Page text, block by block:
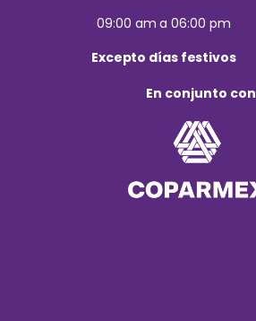
09:00 am a 06:00 pm
Excepto días festivos
En conjunto con